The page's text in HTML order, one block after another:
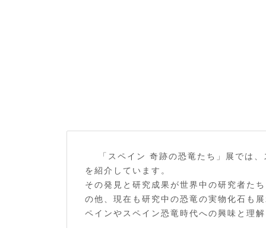
「スペイン 奇跡の恐竜たち」展では
を紹介しています。
その発見と研究成果が世界中の研究者た
の他、現在も研究中の恐竜の実物化石も
ペインやスペイン恐竜時代への興味と理